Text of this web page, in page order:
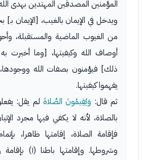
المؤمنين المصدقين المهتدين بهدى
ويدخل في الإيمان بالغيب، [الإيمان بـ]
من الغيوب الماضية والمستقبلة،
ذلك] فيؤمنون بصفات الله ووجودها،
يفهموا كيفيتها.
ثم قال: وَيُقِيمُونَ الصَّلاةَ لم يقل:
بالصلاة، لأنه لا يكفي فيها مجرد
فإقامة الصلاة، إقامتها ظاهرا، بإتمام
وشروطها.